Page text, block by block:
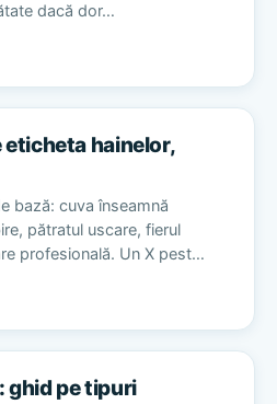
dacă dor…
eticheta hainelor,
bază: cuva înseamnă
pătratul uscare, fierul
profesională. Un X pest…
ghid pe tipuri